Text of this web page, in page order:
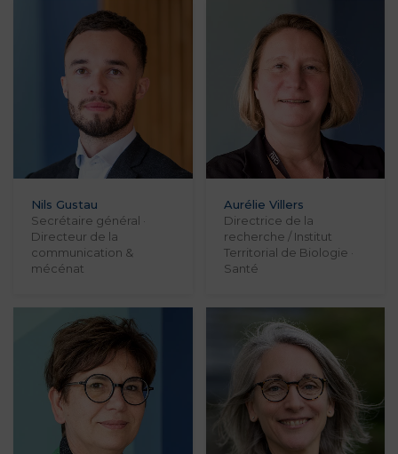
Nils Gustau
Secrétaire général ·
Directeur de la
communication &
mécénat
Aurélie Villers
Directrice de la
recherche / Institut
Territorial de Biologie ·
Santé